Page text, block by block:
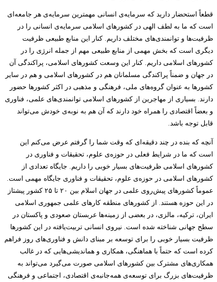
قطعاً استحضار دارید که سرمایه­‌ی انسانی مهمترین سرمایه­‌ی هر جامعه­‌ای
است که ما به لطف الهی در کشورهای اسلامی سرمایه‌­ی انسانی را در
ظرفیت­‌ها و توانمندی‌­های مختلف داریم. کنار این منابع طبیعی ظرفیت
دیگری است که بخش مهمی از منابع طبیعی مهم از جمله انرژی را در
کشورهای اسلامی داریم. کنار این وسعت کشورهای اسلامی، پراکندگی آن
در جهان و ضمناً پراکندگی مسلمانان هم در کشورهای اسلامی و هم در سایر
کشورها به عنوان گروه‌­های ملی، فرهنگی و مذهبی در اکثر کشورها حضور
دارند. بسیاری از مهاجرین از کشورهای اسلامی توانمندی­‌های علمی، فناوری
و بعضاً اقتصادی را همراه خود دارند که آن هم به نوبه­‌ی خودش می­‌تواند
قابل توجه باشد.
آنچه که بنده در چند دقیقه‌­ای که وقت شما را گرفتم عرض می­‌کنم این
است که ما در شرایط فعلی در حوزه­‌ی علوم، تحقیقات و فناوری در
کشورهای اسلامی ظرفیت­‌های بسیار خوبی را داریم. جایگاه تعدادی از
کشورهای اسلامی در حوزه­‌ی علوم، تحقیقات و فناوری جایگاه مهمی است.
عموماً کشورهای پیش‌روی علمی در جهان اسلام بین ۲۰ تا ۲۵ کشور پیشتاز
در این حوزه هستند. از کشورهای منطقه کارهای علمی جمهوری اسلامی
ایران، ترکیه، مالزی، در بعضی از زمینه‌­ها عربستان صعودی و پاکستان در
سطح جهانی شناخته شده است. نیروی انسانی تربیت‌­یافته در این کشورها
ظرفیت بسیار خوبی را برای توسعه بر مبنای دانش و فناوری‌های روز فراهم
کرده است که حتماً با هماهنگی، همکاری و هماندیشی­‌هایی که در غالب
همکاری­‌های مشترک بین کشورهای اسلامی صورت می­‌گیرد می­‌تواند به
ظرفیت­‌های بزرگ برای توسعه­‌ی همه­­‌جانبه‌­ی اقتصادی، اجتماعی و فرهنگی